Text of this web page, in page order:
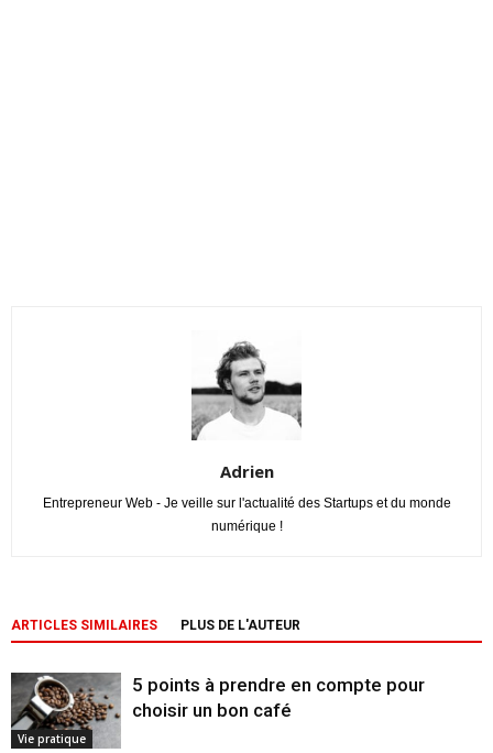
Adrien
Entrepreneur Web - Je veille sur l'actualité des Startups et du monde
numérique !
ARTICLES SIMILAIRES PLUS DE L'AUTEUR
Vie pratique
5 points à prendre en compte pour
choisir un bon café